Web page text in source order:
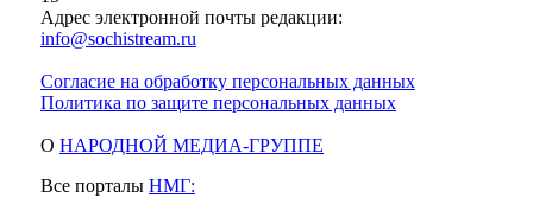
Адрес электронной почты редакции:
info@sochistream.ru
Согласие на обработку персональных данных
Политика по защите персональных данных
О НАРОДНОЙ МЕДИА-ГРУППЕ
Все порталы НМГ: